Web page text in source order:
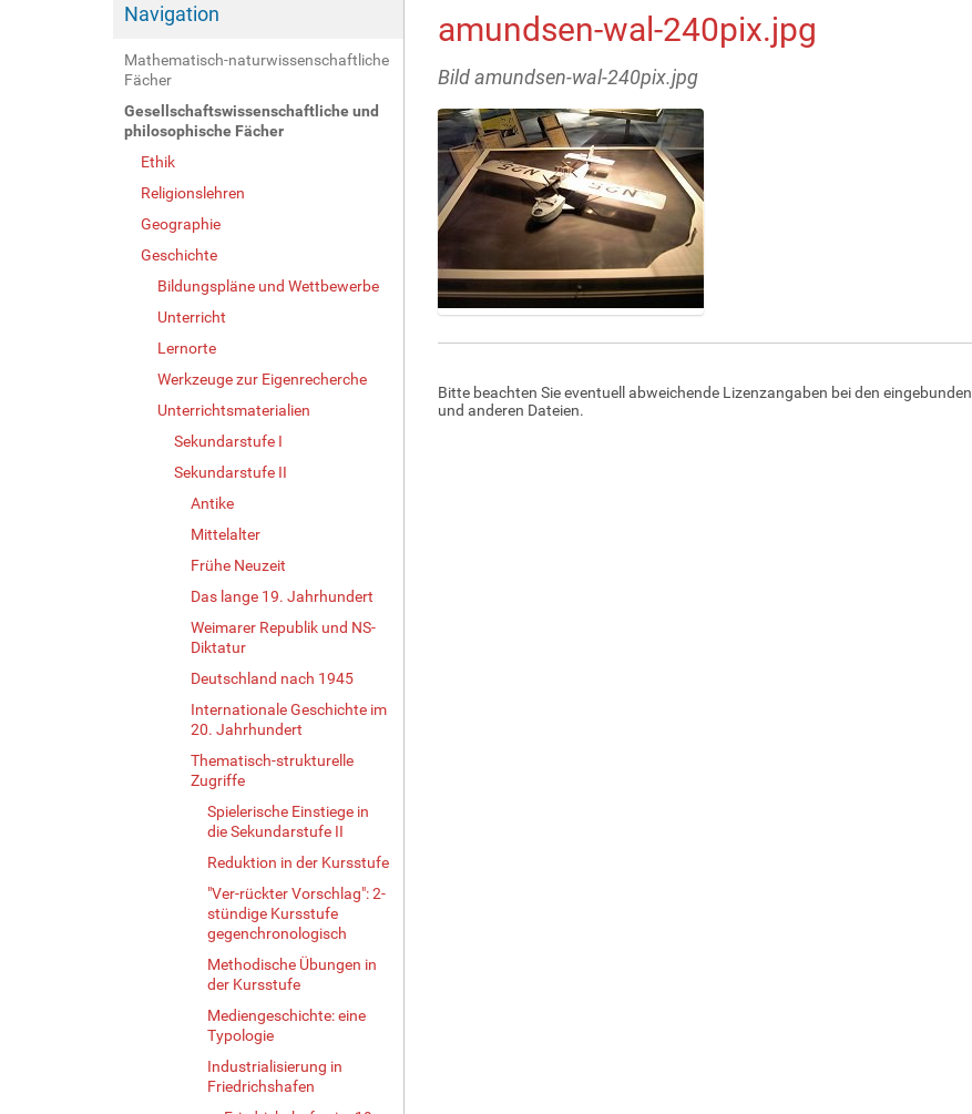
Navigation
Mathematisch-naturwissenschaftliche
Fächer
Gesellschaftswissenschaftliche und
philosophische Fächer
Ethik
Religionslehren
Geographie
Geschichte
Bildungspläne und Wettbewerbe
Unterricht
Lernorte
Werkzeuge zur Eigenrecherche
Unterrichtsmaterialien
Sekundarstufe I
Sekundarstufe II
Antike
Mittelalter
Frühe Neuzeit
Das lange 19. Jahrhundert
Weimarer Republik und NS-
Diktatur
Deutschland nach 1945
Internationale Geschichte im
20. Jahrhundert
Thematisch-strukturelle
Zugriffe
Spielerische Einstiege in
die Sekundarstufe II
Reduktion in der Kursstufe
"Ver-rückter Vorschlag": 2-
stündige Kursstufe
gegenchronologisch
Methodische Übungen in
der Kursstufe
Mediengeschichte: eine
Typologie
Industrialisierung in
Friedrichshafen
amundsen-wal-240pix.jpg
Bild amundsen-wal-240pix.jpg
e
g
e
Bitte beachten Sie eventuell abweichende Lizenzangaben bei den
und anderen Dateien.